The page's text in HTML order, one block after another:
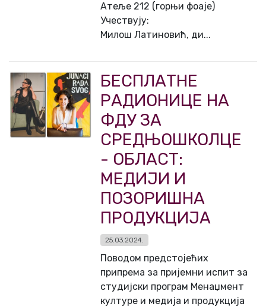
Атеље 212 (горњи фоаје)
Учествују:
Милош Латиновић, ди...
БЕСПЛАТНЕ
РАДИОНИЦЕ НА
ФДУ ЗА
СРЕДЊОШКОЛЦЕ
- ОБЛАСТ:
МЕДИЈИ И
ПОЗОРИШНА
ПРОДУКЦИЈА
25.03.2024.
Поводом предстојећих
припрема за пријемни испит за
студијски програм Менаџмент
културе и медија и продукција